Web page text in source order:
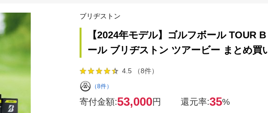
ブリヂストン
【2024年モデル】ゴルフボール TOUR
ール ブリヂストン ツアービー まとめ買
4.5 （8件）
（8件）
寄付金額:53,000円 還元率:35%